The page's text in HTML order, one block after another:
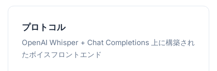
プロトコル
OpenAI Whisper + Chat Completions 上に構築され
たボイスフロントエンド